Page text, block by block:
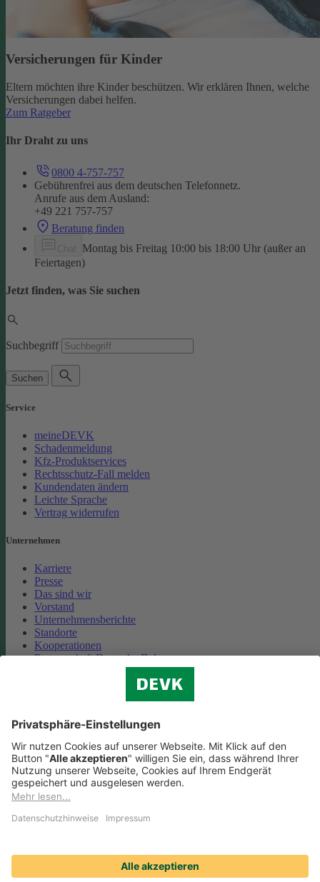
Versicherungen für Kinder
Eltern möchten ihre Kinder beschützen. Wir erklären Ihnen, welche
Versicherungen dabei helfen.
Zum Ratgeber
Ihr Draht zu uns
0800 4-757-757
Gebührenfrei aus dem deutschen Telefonnetz.
Anrufe aus dem Ausland:
+49 221 757-757
Beratung finden
Montag bis Freitag 10:00 bis 18:00 Uhr (außer an
Feiertagen)
Jetzt finden, was Sie suchen
Suchbegriff
Suchen
Service
meineDEVK
Schadenmeldung
Kfz-Produktservices
Rechtsschutz-Fall melden
Kundendaten ändern
Leichte Sprache
Vertrag widerrufen
Unternehmen
Karriere
Presse
Das sind wir
Vorstand
Unternehmensberichte
Standorte
Kooperationen
Partnerschaft Deutsche Bahn
Cookie-Einstellungen
Datenschutz
Impressum
Streitbeilegung
Nutzungshinweise
Compliance